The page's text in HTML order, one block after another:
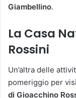
Giambellino.
La Casa
Rossini
Un’altra delle
pomeriggio per
di Gioacchino